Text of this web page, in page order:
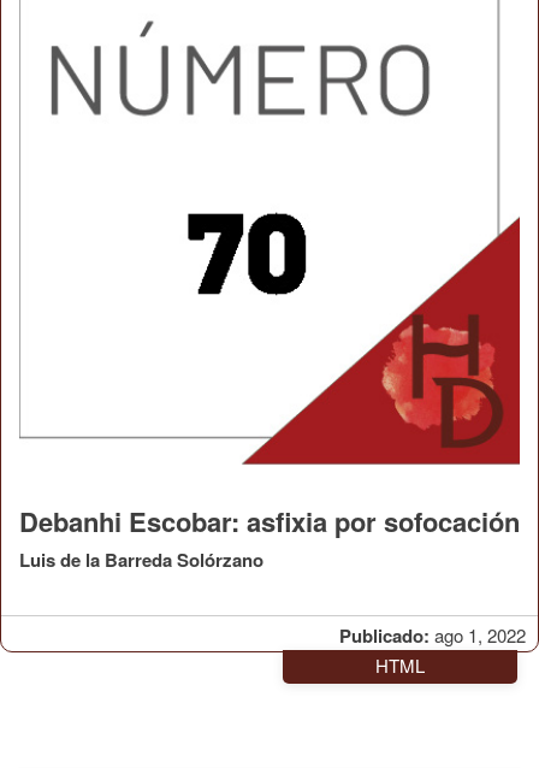
Publicado: ago 1, 2022
Debanhi Escobar: asfixia por sofocación
Luis de la Barreda Solórzano
HTML